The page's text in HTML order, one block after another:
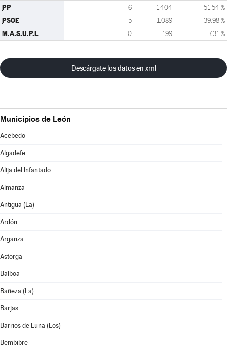
PP 6 1.404 51,54 %
PSOE 5 1.089 39,98 %
M.A.S.U.P.L 0 199 7,31 %
Descárgate los datos en xml
Municipios de León
Acebedo
Algadefe
Alija del Infantado
Almanza
Antigua (La)
Ardón
Arganza
Astorga
Balboa
Bañeza (La)
Barjas
Barrios de Luna (Los)
Bembibre